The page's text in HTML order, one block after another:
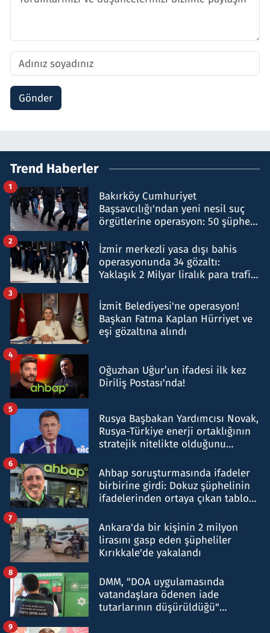
Gönder
Trend Haberler
Bakırköy Cumhuriyet
Başsavcılığı'ndan yeni nesil suç
örgütlerine operasyon: 50 şüpheli
1
İzmir merkezli yasa dışı bahis
operasyonunda 34 gözaltı:
Yaklaşık 2 Milyar liralık para trafiği
2
İzmit Belediyesi'ne operasyon!
Başkan Fatma Kaplan Hürriyet ve
eşi gözaltına alındı
3
Oğuzhan Uğur’un ifadesi ilk kez
Diriliş Postası'nda!
4
Rusya Başbakan Yardımcısı Novak,
Rusya-Türkiye enerji ortaklığının
stratejik nitelikte olduğunu
5
Ahbap soruşturmasında ifadeler
birbirine girdi: Dokuz şüphelinin
ifadelerinden ortaya çıkan tablo
6
Ankara'da bir kişinin 2 milyon
lirasını gasp eden şüpheliler
Kırıkkale'de yakalandı
7
DMM, "DOA uygulamasında
vatandaşlara ödenen iade
tutarlarının düşürüldüğü"
8
9